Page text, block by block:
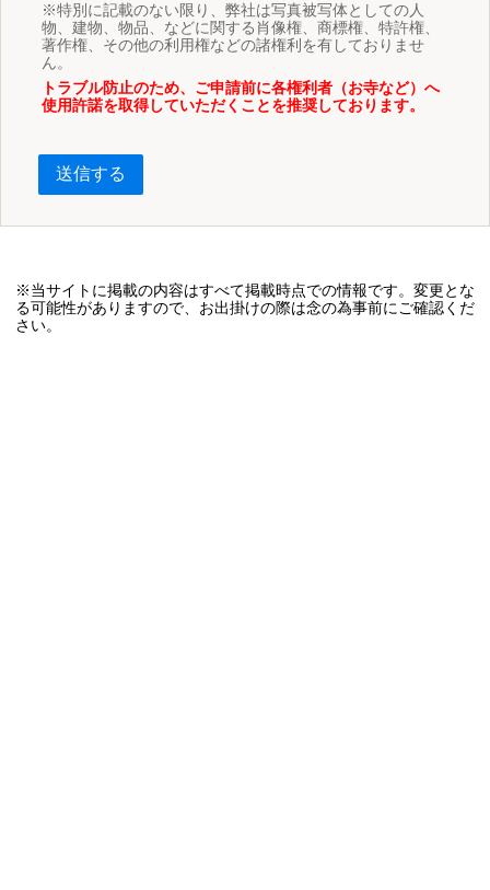
※特別に記載のない限り、弊社は写真被写体としての人
物、建物、物品、などに関する肖像権、商標権、特許権、
著作権、その他の利用権などの諸権利を有しておりませ
ん。
トラブル防止のため、ご申請前に各権利者（お寺など）へ
使用許諾を取得していただくことを推奨しております。
送信する
※当サイトに掲載の内容はすべて掲載時点での情報です。変更とな
る可能性がありますので、お出掛けの際は念の為事前にご確認くだ
さい。